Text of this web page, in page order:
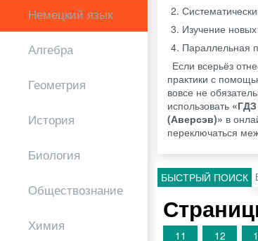
Немецкий язык
Алгебра
Геометрия
История
Биология
Обществознание
Химия
Изучение
Параллельная
Если всерьёз
практики с
вовсе не
использовать
(Аверсэв)» в
переключаться
БЫСТРЫЙ ПОИСК
11
12